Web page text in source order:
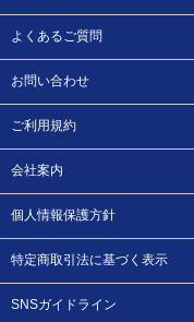
よくあるご質問
お問い合わせ
ご利用規約
会社案内
個人情報保護方針
特定商取引法に基づく表示
SNSガイドライン